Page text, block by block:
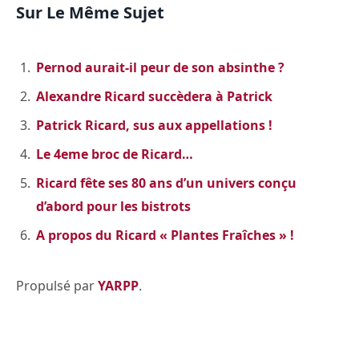
Sur Le Même Sujet
Pernod aurait-il peur de son absinthe ?
Alexandre Ricard succèdera à Patrick
Patrick Ricard, sus aux appellations !
Le 4eme broc de Ricard…
Ricard fête ses 80 ans d’un univers conçu
d’abord pour les bistrots
A propos du Ricard « Plantes Fraîches » !
Propulsé parYARPP.